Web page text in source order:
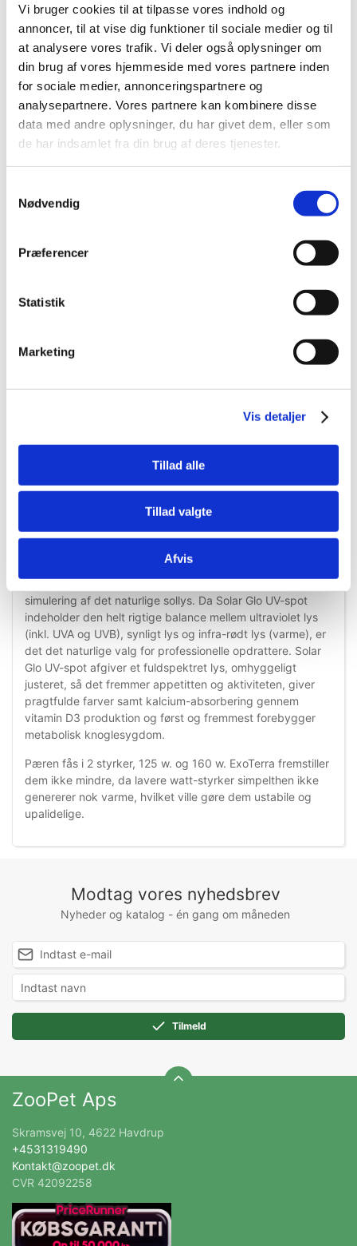
Vi bruger cookies til at tilpasse vores indhold og
annoncer, til at vise dig funktioner til sociale medier og til
at analysere vores trafik. Vi deler også oplysninger om
din brug af vores hjemmeside med vores partnere inden
for sociale medier, annonceringspartnere og
analysepartnere. Vores partnere kan kombinere disse
data med andre oplysninger, du har givet dem, eller som
de har indsamlet fra din brug af deres tjenester.
Nødvendig
Præferencer
Statistik
Marketing
Vis detaljer
Tillad alle
Tillad valgte
Afvis
Pære Solar UVA&UVB
På lager
Pære Solar UVA&UVB
DKK 196,00 ekskl. moms
Information Specifikationer
Solar Glo UV-spot
ExoTerra Solar Glo UV-spot løser et af de vigtigste
aspekter ved hold af reptiler, nemlig en fuldstændig
simulering af det naturlige sollys. Da Solar Glo UV-spot
indeholder den helt rigtige balance mellem ultraviolet lys
(inkl. UVA og UVB), synligt lys og infra-rødt lys (varme), er
det det naturlige valg for professionelle opdrattere. Solar
Glo UV-spot afgiver et fuldspektret lys, omhyggeligt
justeret, så det fremmer appetitten og aktiviteten, giver
pragtfulde farver samt kalcium-absorbering gennem
vitamin D3 produktion og først og fremmest forebygger
metabolisk knoglesygdom.
Pæren fås i 2 styrker, 125 w. og 160 w. ExoTerra fremstiller
dem ikke mindre, da lavere watt-styrker simpelthen ikke
genererer nok varme, hvilket ville gøre dem ustabile og
upalidelige.
Modtag vores nyhedsbrev
Nyheder og katalog - én gang om måneden
Tilmeld
ZooPet Aps
Skramsvej 10, 4622 Havdrup
+4531319490
Kontakt@zoopet.dk
CVR 42092258